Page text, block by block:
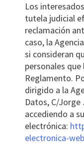
Los
tutela judicial
reclamación
caso, la
si consideran
personales
Reglamento.
dirigido a la
Datos, C/Jorge
accediendo a
electrónica:
electronica-